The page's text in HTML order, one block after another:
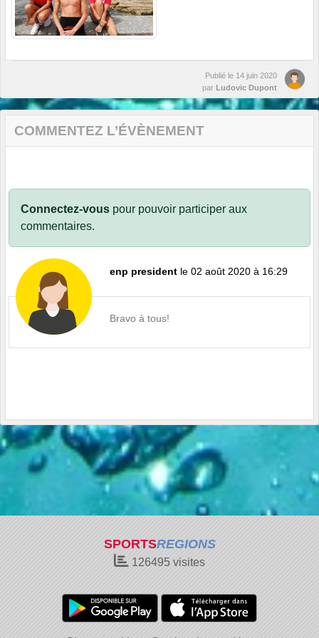
Publié le 14 juin 2020
par Ludovic Dupont
COMMENTEZ L’ÉVÈNEMENT
Connectez-vous pour pouvoir participer aux
commentaires.
enp president le 02 août 2020 à 16:29
Bravo à tous!
SPORTSREGIONS
126495 visites